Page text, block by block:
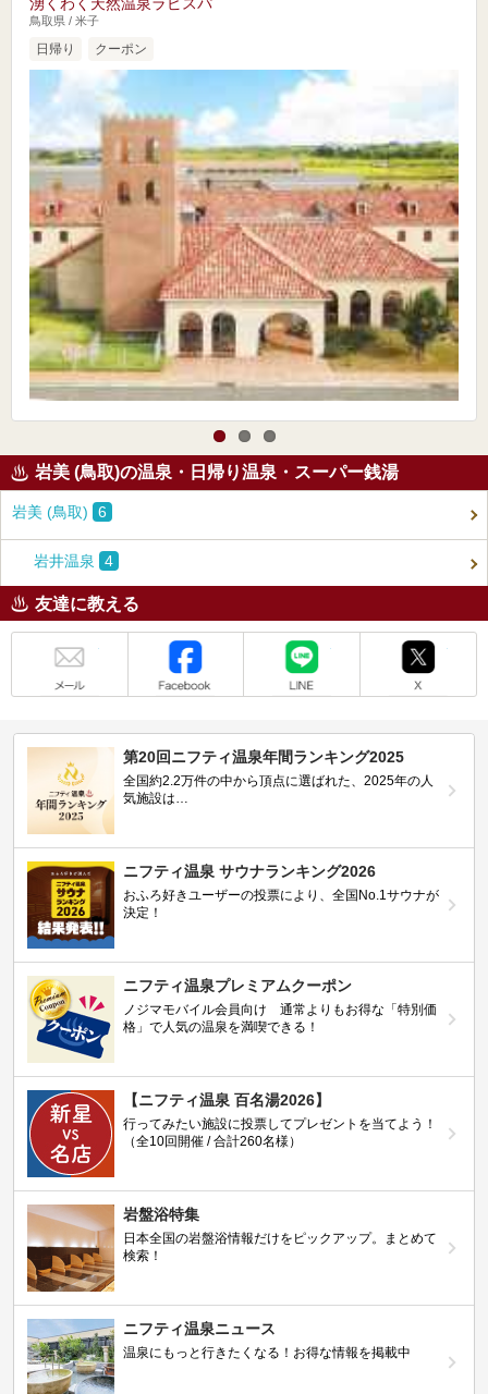
鳥取県 / 米子
日帰り クーポン
岩美 (鳥取)の温泉・日帰り温泉・スーパー銭湯
岩美 (鳥取) 6
岩井温泉 4
友達に教える
第20回ニフティ温泉年間ランキング2025
全国約2.2万件の中から頂点に選ばれた、2025年の人
気施設は…
ニフティ温泉 サウナランキング2026
おふろ好きユーザーの投票により、全国No.1サウナが
決定！
ニフティ温泉プレミアムクーポン
ノジマモバイル会員向け 通常よりもお得な「特別価
格」で人気の温泉を満喫できる！
【ニフティ温泉 百名湯2026】
行ってみたい施設に投票してプレゼントを当てよう！
（全10回開催 / 合計260名様）
岩盤浴特集
日本全国の岩盤浴情報だけをピックアップ。まとめて
検索！
ニフティ温泉ニュース
温泉にもっと行きたくなる！お得な情報を掲載中